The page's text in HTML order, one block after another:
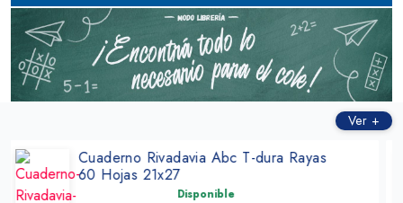
Ver +
Cuad Rivadavia Cuadros 1x1cm Azul
98 Hojas 19x23cm
Disponible